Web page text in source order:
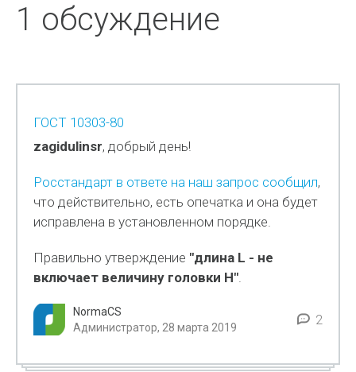
1 обсуждение
ГОСТ 10303-80
zagidulinsr, добрый день!
Росстандарт в ответе на наш запрос сообщил,
что действительно, есть опечатка и она будет
исправлена в установленном порядке.
Правильно утверждение "длина L - не
включает величину головки H".
NormaCS
Администратор, 28 марта 2019
2